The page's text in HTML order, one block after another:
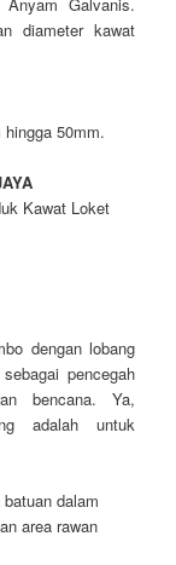
diameter kawat
50mm.
Kawat Loket
dengan lobang
pencegah
bencana. Ya,
adalah untuk
dalam
area rawan